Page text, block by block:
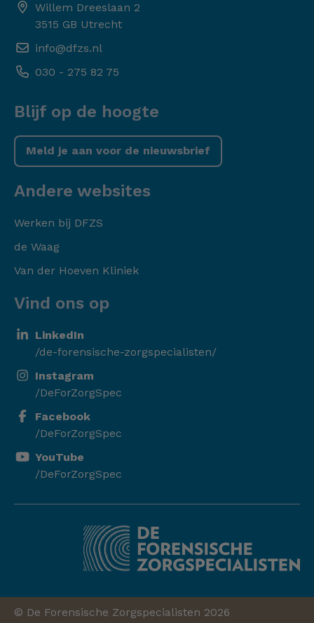
Willem Dreeslaan 2
3515 GB Utrecht
info@dfzs.nl
030 - 275 82 75
Blijf op de hoogte
Meld je aan voor de nieuwsbrief
Andere websites
Werken bij DFZS
de Waag
Van der Hoeven Kliniek
Vind ons op
LinkedIn
/de-forensische-zorgspecialisten/
Instagram
/DeForZorgSpec
Facebook
/DeForZorgSpec
YouTube
/DeForZorgSpec
© De Forensische Zorgspecialisten 2026